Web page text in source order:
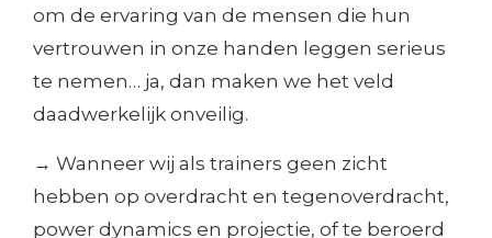
om de ervaring van de mensen die hun
vertrouwen in onze handen leggen serieus
te nemen… ja, dan maken we het veld
daadwerkelijk onveilig.
→ Wanneer wij als trainers geen zicht
hebben op overdracht en tegenoverdracht,
power dynamics en projectie, of te beroerd